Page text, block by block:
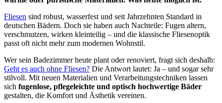
Fliesen sind robust, wasserfest und seit Jahrzehnten Standard in
deutschen Bädern. Doch sie haben auch Nachteile: Fugen altern,
verschmutzen, wirken kleinteilig – und die klassische Fliesenoptik
passt oft nicht mehr zum modernen Wohnstil.
Wer sein Badezimmer heute plant oder renoviert, fragt sich deshalb:
Geht es auch ohne Fliesen? Die Antwort lautet: Ja – und sogar sehr
stilvoll. Mit neuen Materialien und Verarbeitungstechniken lassen
sich fugenlose, pflegeleichte und optisch hochwertige Bäder
gestalten, die Komfort und Ästhetik vereinen.